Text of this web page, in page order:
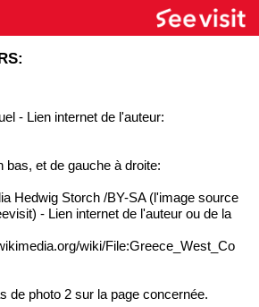
- Lien internet de l'auteur:
bas, et de gauche à droite:
Hedwig Storch /BY-SA (l'image source
- Lien internet de l'auteur ou de la
wiki/File:Greece_West_Co
de photo 2 sur la page concernée.